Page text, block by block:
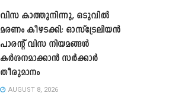
വിസ കാത്തുനിന്നു, ഒടുവിൽ
മരണം കീഴടക്കി; ഓസ്‌ട്രേലിയൻ
പാരന്റ് വിസ നിയമങ്ങൾ
കർശനമാക്കാൻ സർക്കാർ
തീരുമാനം
AUGUST 8, 2026